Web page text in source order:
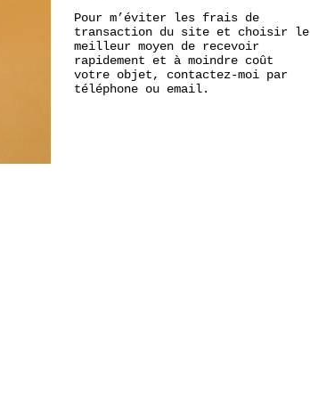
Pour m’éviter les frais de
transaction du site et choisir le
meilleur moyen de recevoir
rapidement et à moindre coût
votre objet, contactez-moi par
téléphone ou email.